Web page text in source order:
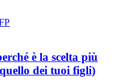
è la scelta più
dei tuoi figli)